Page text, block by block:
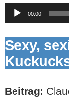
Audio-
Player
00:00
Sexy,
Beitrag: